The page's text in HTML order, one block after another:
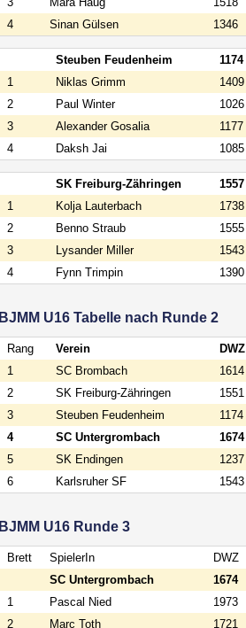
4
Sinan Gülsen 1346
Steuben Feudenheim 1174
1
Niklas Grimm 1409
2
Paul Winter 1026
3
Alexander Gosalia 1177
4
Daksh Jai 1085
SK Freiburg-Zähringen 1557
1
Kolja Lauterbach 1738
2
Benno Straub 1555
3
Lysander Miller 1543
4
Fynn Trimpin 1390
BJMM U16 Tabelle nach Runde 2
Rang Verein DWZ
1
SC Brombach 1614
2
SK Freiburg-Zähringen 1551
3
Steuben Feudenheim 1174
4
SC Untergrombach 1674
5
SK Endingen 1237
6
Karlsruher SF 1543
BJMM U16 Runde 3
Brett SpielerIn DWZ
SC Untergrombach
1674
1
Pascal Nied 1973
2
Marc Toth 1721